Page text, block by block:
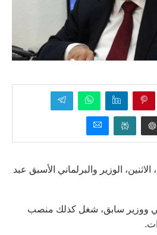
الوزير والبرلماني الأسبق عبد
ووزير سابق، شغل كذلك منصب